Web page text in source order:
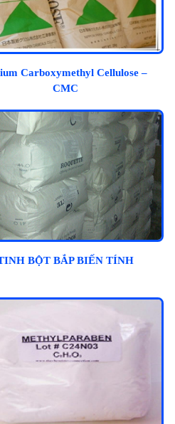
Carboxymethyl Cellulose –
CMC
BỘT BẮP BIẾN TÍNH